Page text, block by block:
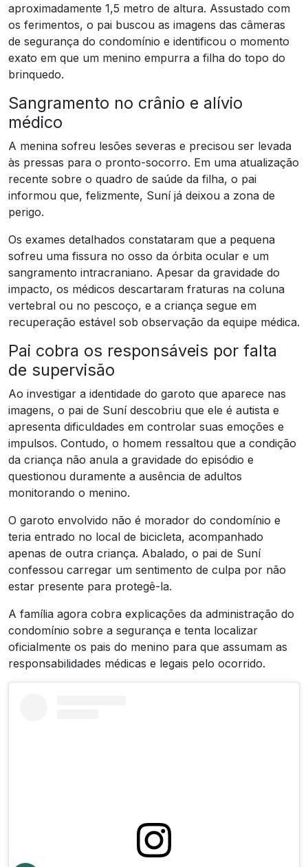
aproximadamente 1,5 metro de altura. Assustado com
os ferimentos, o pai buscou as imagens das câmeras
de segurança do condomínio e identificou o momento
exato em que um menino empurra a filha do topo do
brinquedo.
Sangramento no crânio e alívio
médico
A menina sofreu lesões severas e precisou ser levada
às pressas para o pronto-socorro. Em uma atualização
recente sobre o quadro de saúde da filha, o pai
informou que, felizmente, Suní já deixou a zona de
perigo.
Os exames detalhados constataram que a pequena
sofreu uma fissura no osso da órbita ocular e um
sangramento intracraniano. Apesar da gravidade do
impacto, os médicos descartaram fraturas na coluna
vertebral ou no pescoço, e a criança segue em
recuperação estável sob observação da equipe médica.
Pai cobra os responsáveis por falta
de supervisão
Ao investigar a identidade do garoto que aparece nas
imagens, o pai de Suní descobriu que ele é autista e
apresenta dificuldades em controlar suas emoções e
impulsos. Contudo, o homem ressaltou que a condição
da criança não anula a gravidade do episódio e
questionou duramente a ausência de adultos
monitorando o menino.
O garoto envolvido não é morador do condomínio e
teria entrado no local de bicicleta, acompanhado
apenas de outra criança. Abalado, o pai de Suní
confessou carregar um sentimento de culpa por não
estar presente para protegê-la.
A família agora cobra explicações da administração do
condomínio sobre a segurança e tenta localizar
oficialmente os pais do menino para que assumam as
responsabilidades médicas e legais pelo ocorrido.